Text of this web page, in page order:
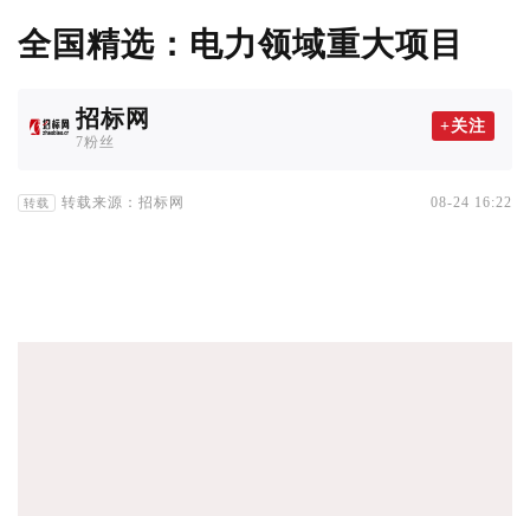
全国精选：电力领域重大项目
招标网
7粉丝
+关注
转载 转载来源：招标网 08-24 16:22